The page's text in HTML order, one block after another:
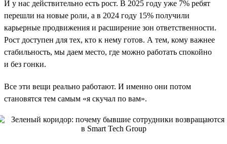
И у нас действительно есть рост. В 2025 году уже 7% ребят
перешли на новые роли, а в 2024 году 15% получили
карьерные продвижения и расширение зон ответственности.
Рост доступен для тех, кто к нему готов. А тем, кому важнее
стабильность, мы даем место, где можно работать спокойно
и без гонки.
Все эти вещи реально работают. И именно они потом
становятся тем самым «я скучал по вам».